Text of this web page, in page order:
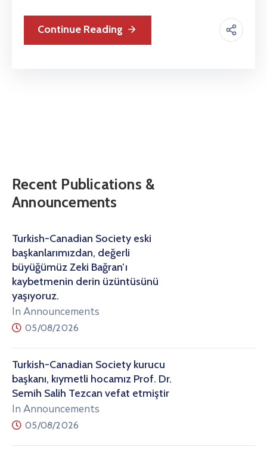
Continue Reading
Recent Publications &
Announcements
Turkish-Canadian Society eski
başkanlarımızdan, değerli
büyüğümüz Zeki Bağran’ı
kaybetmenin derin üzüntüsünü
yaşıyoruz.
In Announcements
05/08/2026
Turkish-Canadian Society kurucu
başkanı, kıymetli hocamız Prof. Dr.
Semih Salih Tezcan vefat etmiştir
In Announcements
05/08/2026